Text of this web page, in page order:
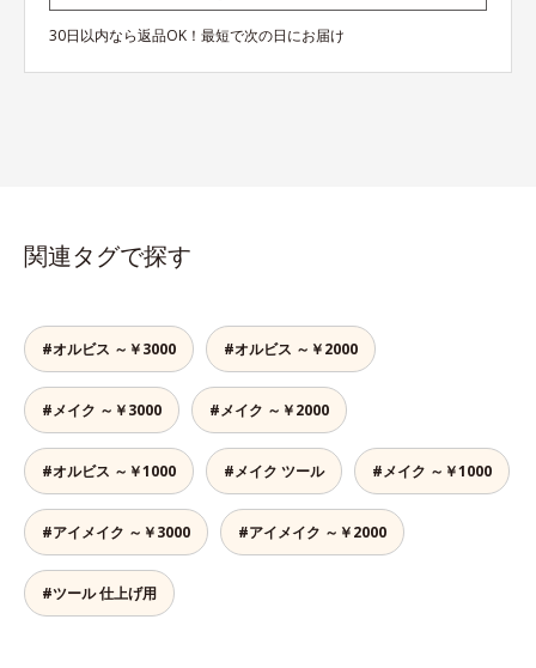
30日以内なら返品OK！最短で次の日にお届け
関連タグで探す
#オルビス ～￥3000 #オルビス ～￥2000
#メイク ～￥3000 #メイク ～￥2000
#オルビス ～￥1000 #メイク ツール #メイク ～￥1000
#アイメイク ～￥3000 #アイメイク ～￥2000
#ツール 仕上げ用